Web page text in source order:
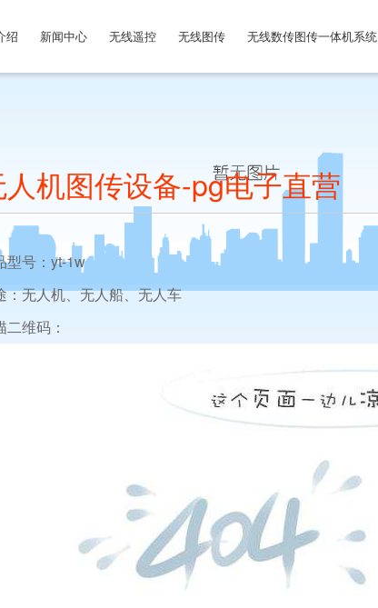
绍 新闻中心 无线遥控 无线图传 无线数传图传一体机系统
机图传设备-pg电子直营
型号：yt-1w
：无人机、无人船、无人车
二维码：